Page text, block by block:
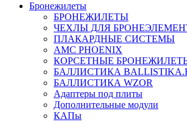
Бронежилеты
БРОНЕЖИЛЕТЫ
ЧЕХЛЫ ДЛЯ
ПЛАКАРДНЫЕ СИСТЕМЫ
АМС PHOENIX
КОРСЕТНЫЕ
БАЛЛИСТИКА
БАЛЛИСТИКА WZOR
Адаптеры под плиты
Дополнительные модули
КАПы